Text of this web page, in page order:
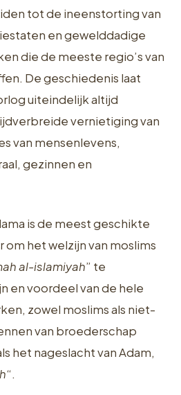
tot de ineenstorting van
en gewelddadige
die de meeste regio’s van
De geschiedenis laat
uiteindelijk altijd
vernietiging van
van mensenlevens,
gezinnen en
is de meest geschikte
het welzijn van moslims
al-islamiyah” te
en voordeel van de hele
zowel moslims als niet-
van broederschap
het nageslacht van Adam,
“.